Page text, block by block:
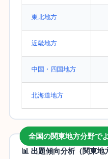
東北地方
近畿地方
中国・四国地方
北海道地方
全国の関東地方分野で
📊 出題傾向分析（関東地